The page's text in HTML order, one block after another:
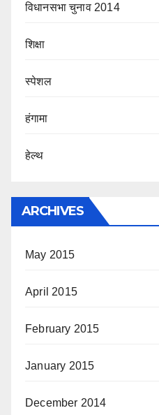
विधानसभा चुनाव 2014
शिक्षा
स्पेशल
हंगामा
हेल्थ
ARCHIVES
May 2015
April 2015
February 2015
January 2015
December 2014